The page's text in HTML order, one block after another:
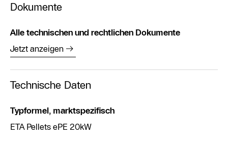
Dokumente
Alle technischen und rechtlichen Dokumente
Jetzt anzeigen
Technische Daten
Typformel, marktspezifisch
ETA Pellets ePE 20kW